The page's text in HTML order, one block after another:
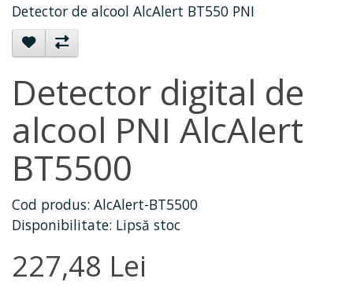
Detector de alcool AlcAlert BT550 PNI
Detector digital de
alcool PNI AlcAlert
BT5500
Cod produs: AlcAlert-BT5500
Disponibilitate: Lipsă stoc
227,48 Lei